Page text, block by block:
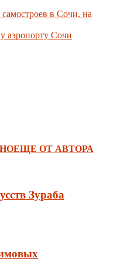
в Сочи, на
аэропорту Сочи
ЕЩЕ ОТ АВТОРА
Зураба